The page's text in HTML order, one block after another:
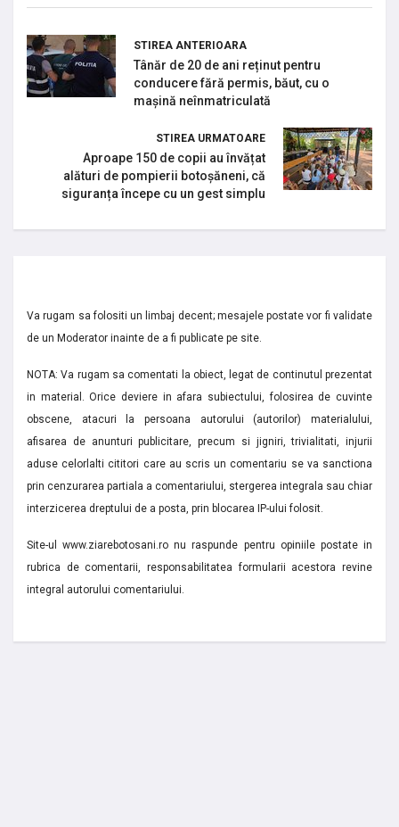
STIREA ANTERIOARA
Tânăr de 20 de ani reținut pentru
conducere fără permis, băut, cu o
mașină neînmatriculată
STIREA URMATOARE
Aproape 150 de copii au învățat
alături de pompierii botoșăneni, că
siguranța începe cu un gest simplu
Va rugam sa folositi un limbaj decent; mesajele postate vor fi validate
de un Moderator inainte de a fi publicate pe site.
NOTA: Va rugam sa comentati la obiect, legat de continutul prezentat
in material. Orice deviere in afara subiectului, folosirea de cuvinte
obscene, atacuri la persoana autorului (autorilor) materialului,
afisarea de anunturi publicitare, precum si jigniri, trivialitati, injurii
aduse celorlalti cititori care au scris un comentariu se va sanctiona
prin cenzurarea partiala a comentariului, stergerea integrala sau chiar
interzicerea dreptului de a posta, prin blocarea IP-ului folosit.
Site-ul www.ziarebotosani.ro nu raspunde pentru opiniile postate in
rubrica de comentarii, responsabilitatea formularii acestora revine
integral autorului comentariului.